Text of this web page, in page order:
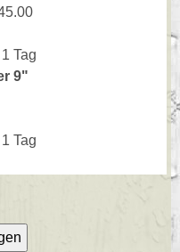
Tag
9"
Tag